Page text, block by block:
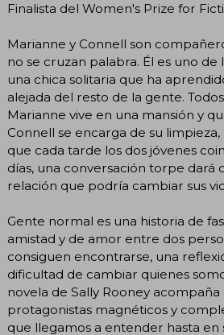
Finalista del Women's Prize for
Marianne y Connell son
no se cruzan palabra. Él es uno de
una chica solitaria que ha
alejada del resto de la gente.
Marianne vive en una mansión y
Connell se encarga de su
que cada tarde los dos jóvenes
días, una conversación torpe dará
relación que podría cambiar sus
Gente normal es una historia de
amistad y de amor entre dos
consiguen encontrarse, una
dificultad de cambiar quienes
novela de Sally Rooney
protagonistas magnéticos y
que llegamos a entender hasta en